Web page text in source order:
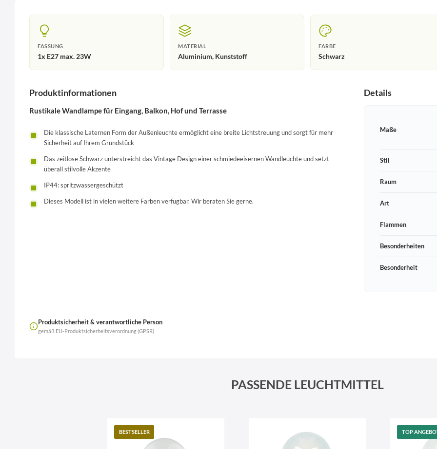
FASSUNG
1x E27 max. 23W
MATERIAL
Aluminium, Kunststoff
FARBE
Schwarz
Produktinformationen
Rustikale Wandlampe für Eingang, Balkon, Hof und Terrasse
Die klassische Laternen Form der Außenleuchte ermöglicht eine breite Lichtstreuung und sorgt für mehr
Sicherheit auf Ihrem Grundstück
Das zeitlose Schwarz unterstreicht das Vintage Design einer schmiedeeisernen Wandleuchte und setzt
überall stilvolle Akzente
IP44: spritzwassergeschützt
Dieses Modell ist in vielen weitere Farben verfügbar. Wir beraten Sie gerne.
Details
Maße
Stil
Raum
Art
Flammen
Besonderheiten
Besonderheit
Produktsicherheit & verantwortliche Person
gemäß EU-Produktsicherheitsverordnung (GPSR)
PASSENDE LEUCHTMITTEL
BESTSELLER TOP